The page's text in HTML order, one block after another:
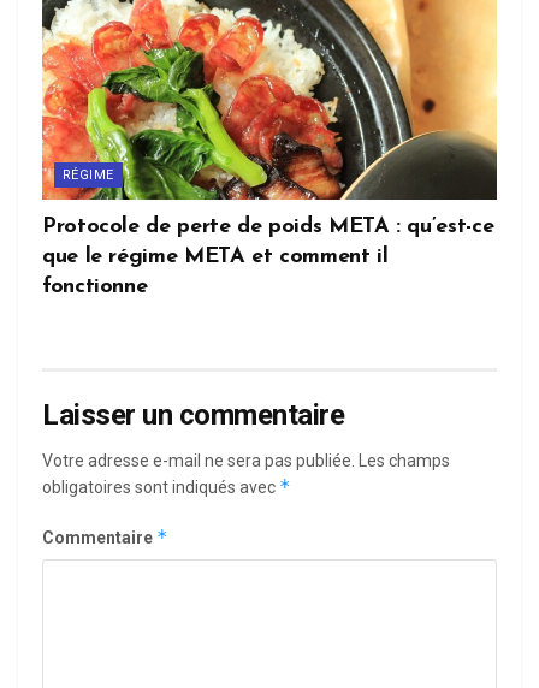
RÉGIME
Protocole de perte de poids META : qu’est-ce
que le régime META et comment il
fonctionne
Laisser un commentaire
Votre adresse e-mail ne sera pas publiée.
Les champs
obligatoires sont indiqués avec *
Commentaire *